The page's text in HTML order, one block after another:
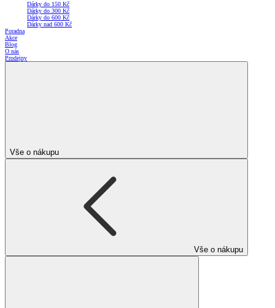
Dárky do 150 Kč
Dárky do 300 Kč
Dárky do 600 Kč
Dárky nad 600 Kč
Poradna
Akce
Blog
O nás
Prodejny
Vše o nákupu
Vše o nákupu